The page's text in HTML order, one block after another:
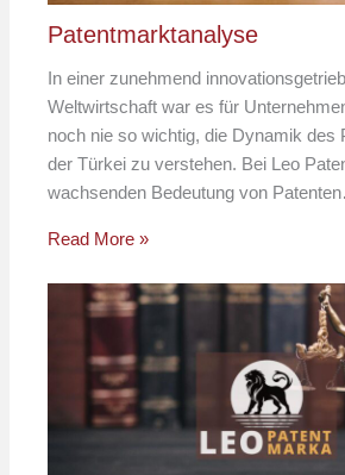
Patentmarktanalyse
In einer zunehmend
Weltwirtschaft war es für
noch nie so wichtig, die Dynamik des
der Türkei zu verstehen. Bei Leo
wachsenden Bedeutung von
Read More »